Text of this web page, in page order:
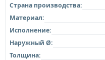
Страна производства:
Материал:
Исполнение:
Наружный Ø:
Толщина: